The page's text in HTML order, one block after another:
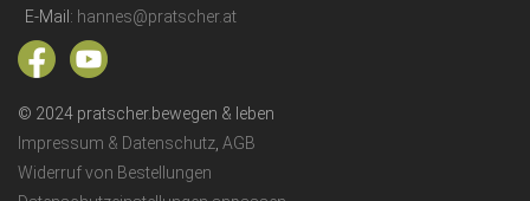
E-Mail: hannes@pratscher.at
© 2024 pratscher.bewegen & leben
Impressum & Datenschutz AGB
Widerruf von Bestellungen